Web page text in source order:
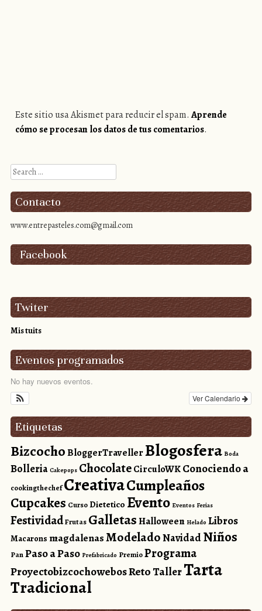
Este sitio usa Akismet para reducir el spam.Aprende
cómo se procesan los datos de tus comentarios.
Search
Contacto
www.entrepasteles.com@gmail.com
Facebook
Twiter
Mis tuits
Eventos programados
No hay nuevos eventos.
Ver Calendario
Etiquetas
BizcochoBloggerTravellerBlogosfera Boda
Bolleria Cakepops ChocolateCirculoWKConociendo a
cookingthechef CreativaCumpleaños
Cupcakes CursoDietetico Evento Eventos Ferias
FestividadFrutas GalletasHalloween Helado Libros
Macarons magdalenasModeladoNavidadNiños
PanPaso a Paso Prefabricado PremioPrograma
ProyectobizcochowebosReto TallerTarta
Tradicional